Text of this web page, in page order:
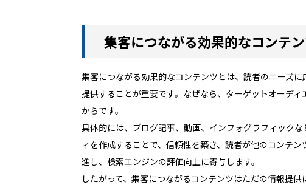
集客につながる効果的なコンテ
集客につながる効果的なコンテンツとは、読者のニーズ
提供することが重要です。なぜなら、ターゲットオーデ
からです。
具体的には、ブログ記事、動画、インフォグラフィック
ィを作成することで、信頼性を築き、読者が他のコンテ
進し、検索エンジンの評価向上に寄与します。
したがって、集客につながるコンテンツはただの情報提